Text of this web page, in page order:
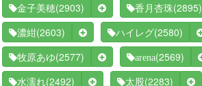
金子美穂(2903) 香月杏珠(2895)
濃紺(2603) ハイレグ(2580)
牧原あゆ(2577) arena(2569)
水濡れ(2492) 太股(2283)